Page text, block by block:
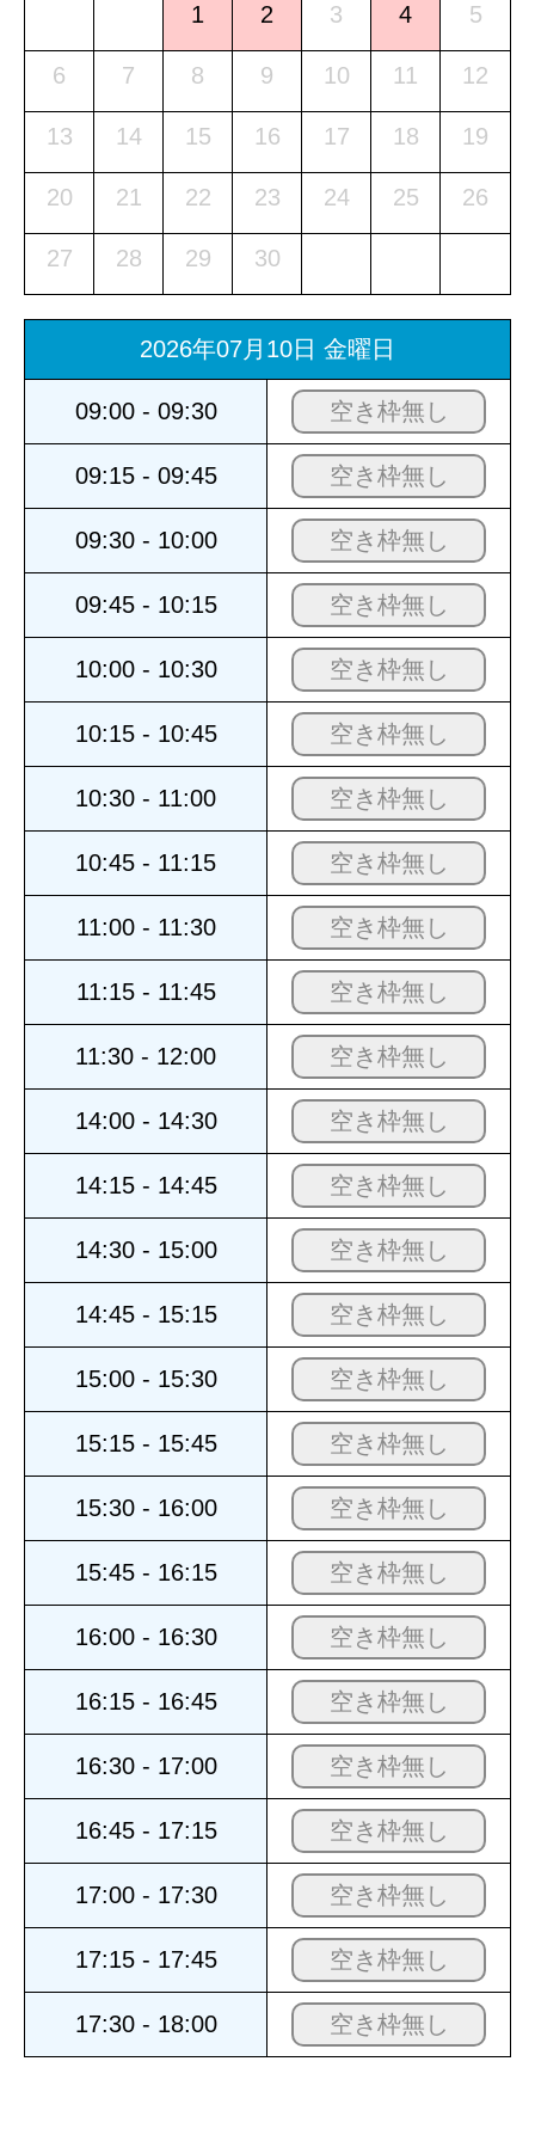
1 2 3 4 5
6 7 8 9 10 11 12
13 14 15 16 17 18 19
20 21 22 23 24 25 26
27 28 29 30
2026年07月10日 金曜日
09:00 - 09:30 空き枠無し
09:15 - 09:45 空き枠無し
09:30 - 10:00 空き枠無し
09:45 - 10:15 空き枠無し
10:00 - 10:30 空き枠無し
10:15 - 10:45 空き枠無し
10:30 - 11:00 空き枠無し
10:45 - 11:15 空き枠無し
11:00 - 11:30 空き枠無し
11:15 - 11:45 空き枠無し
11:30 - 12:00 空き枠無し
14:00 - 14:30 空き枠無し
14:15 - 14:45 空き枠無し
14:30 - 15:00 空き枠無し
14:45 - 15:15 空き枠無し
15:00 - 15:30 空き枠無し
15:15 - 15:45 空き枠無し
15:30 - 16:00 空き枠無し
15:45 - 16:15 空き枠無し
16:00 - 16:30 空き枠無し
16:15 - 16:45 空き枠無し
16:30 - 17:00 空き枠無し
16:45 - 17:15 空き枠無し
17:00 - 17:30 空き枠無し
17:15 - 17:45 空き枠無し
17:30 - 18:00 空き枠無し